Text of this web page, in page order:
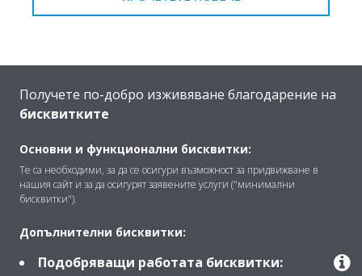
Crystal Tower
Получете по-добро изживяване благодарение на
бисквитките
Основни и функционални бисквитки:
Те са необходими, за да се осигури възможност за придвижване в
нашия сайт и за да осигурят заявените услуги ("минимални
бисквитки").
Допълнителни бисквитки:
Подобряващи работата бисквитки: